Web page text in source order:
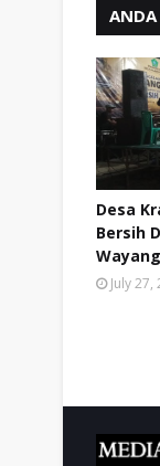
Desa
Bersih
July 27,